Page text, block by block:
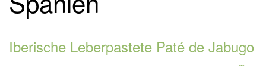
Iberische Leberpastete Paté de Jabugo